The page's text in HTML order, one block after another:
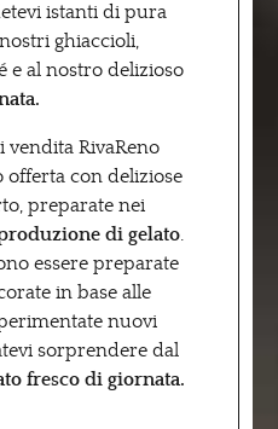
istanti di pura
ghiaccioli,
e al nostro delizioso
RivaReno
con deliziose
preparate nei
di gelato.
essere preparate
in base alle
nuovi
sorprendere dal
fresco di giornata.